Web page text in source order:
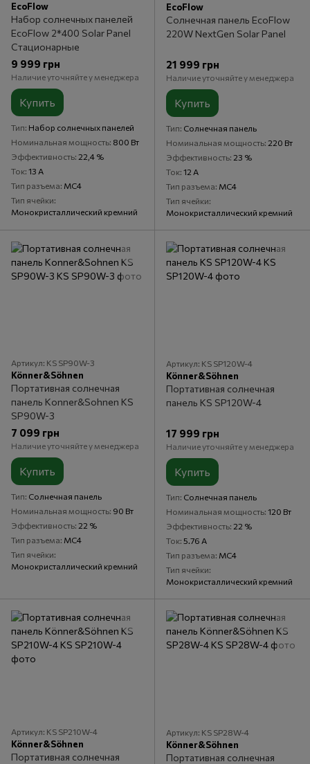
EcoFlow
Набор солнечных панелей
EcoFlow 2*400 Solar Panel
Стационарные
9 999 грн
Наличие уточняйте у менеджера
Купить
Тип Набор солнечных панелей
Номинальная мощность 800 Вт
Эффективность 22,4 %
Ток 13 А
Тип разъема MC4
Тип ячейки
Монокристаллический кремний
EcoFlow
Солнечная панель EcoFlow
220W NextGen Solar Panel
21 999 грн
Наличие уточняйте у менеджера
Купить
Тип Солнечная панель
Номинальная мощность 220 Вт
Эффективность 23 %
Ток 12 А
Тип разъема MC4
Тип ячейки
Монокристаллический кремний
Артикул: KS SP90W-3
Könner&Söhnen
Портативная солнечная
панель Konner&Sohnen KS
SP90W-3
7 099 грн
Наличие уточняйте у менеджера
Купить
Тип Солнечная панель
Номинальная мощность 90 Вт
Эффективность 22 %
Тип разъема MC4
Тип ячейки
Монокристаллический кремний
Артикул: KS SP120W-4
Könner&Söhnen
Портативная солнечная
панель KS SP120W-4
17 999 грн
Наличие уточняйте у менеджера
Купить
Тип Солнечная панель
Номинальная мощность 120 Вт
Эффективность 22 %
Ток 5.76 А
Тип разъема MC4
Тип ячейки
Монокристаллический кремний
Артикул: KS SP210W-4
Könner&Söhnen
Портативная солнечная
Артикул: KS SP28W-4
Könner&Söhnen
Портативная солнечная